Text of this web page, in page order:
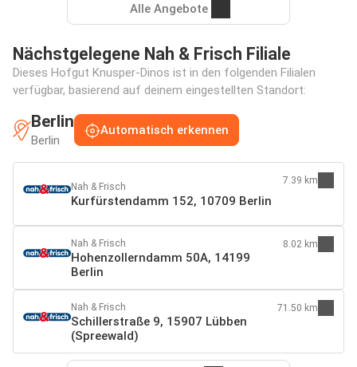
Alle Angebote
Nächstgelegene Nah & Frisch Filiale
Dieses Hofgut Knusper-Dinos ist in den folgenden Filialen
verfügbar, basierend auf deinem eingestellten Standort:
Berlin
Berlin
Automatisch erkennen
Nah & Frisch
Kurfürstendamm 152, 10709 Berlin
7.39 km
Nah & Frisch
Hohenzollerndamm 50A, 14199
Berlin
8.02 km
Nah & Frisch
Schillerstraße 9, 15907 Lübben
(Spreewald)
71.50 km